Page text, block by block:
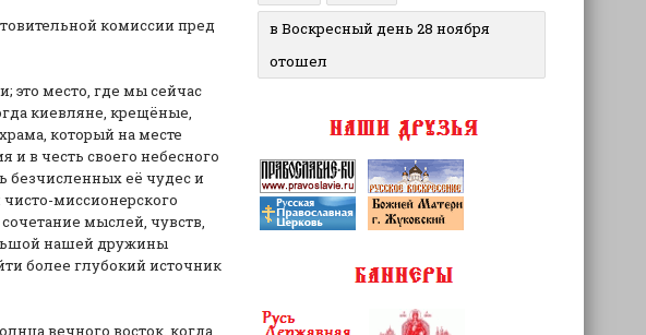
комиссии пред
это место, где мы сейчас
киевляне, крещёные,
который на месте
в честь своего небесного
безчисленных её чудес и
чисто-миссионерского
мыслей, чувств,
нашей дружины
более глубокий источник
вечного восток, когда
в Воскресный день 28 ноября
отошел